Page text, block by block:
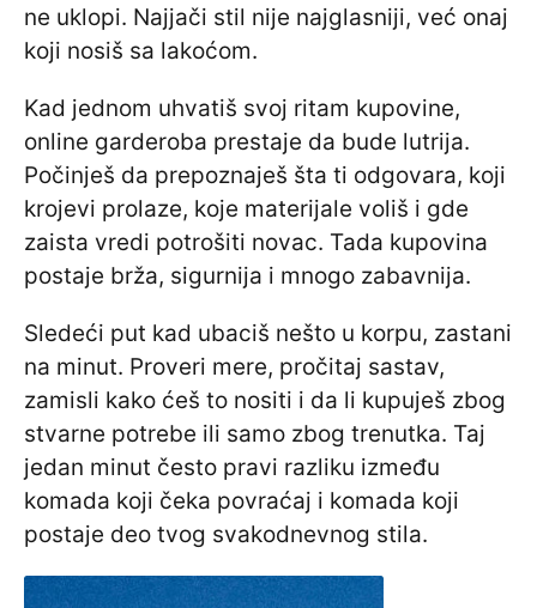
ne uklopi. Najjači stil nije najglasniji, već onaj
koji nosiš sa lakoćom.
Kad jednom uhvatiš svoj ritam kupovine,
online garderoba prestaje da bude lutrija.
Počinješ da prepoznaješ šta ti odgovara, koji
krojevi prolaze, koje materijale voliš i gde
zaista vredi potrošiti novac. Tada kupovina
postaje brža, sigurnija i mnogo zabavnija.
Sledeći put kad ubaciš nešto u korpu, zastani
na minut. Proveri mere, pročitaj sastav,
zamisli kako ćeš to nositi i da li kupuješ zbog
stvarne potrebe ili samo zbog trenutka. Taj
jedan minut često pravi razliku između
komada koji čeka povraćaj i komada koji
postaje deo tvog svakodnevnog stila.